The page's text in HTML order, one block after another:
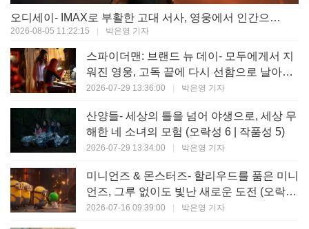
오디세이- IMAX로 부활한 고대 서사, 영웅에서 인간으로의 귀환 (오락성 9 | 작품성 9)
2026-08-05 11:22:15 박은영 기자
스파이더맨: 브랜드 뉴 데이- 모두에게서 지
워진 영웅, 고독 끝에 다시 선함으로 날아오
르다 (오락성 8 | 작품성 8)
2026-07-29 13:36:00 박은영 기자
산양들- 세상의 틀을 넘어 야생으로, 세상 무
해한 네 소녀의 모험 (오락성 6 | 작품성 5)
2026-07-29 13:34:00 박은영 기자
미니언즈 & 몬스터즈- 할리우드를 품은 미니
언즈, 그루 없이도 빛난 새로운 도전 (오락성
7 | 작품성 6)
2026-07-16 09:39:00 박은영 기자